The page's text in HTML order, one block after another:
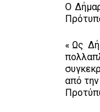
Ο
« Ως
από